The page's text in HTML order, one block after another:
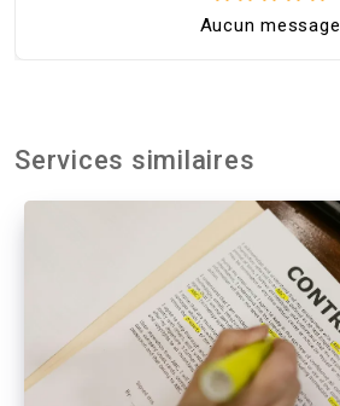
Aucun message
Services similaires